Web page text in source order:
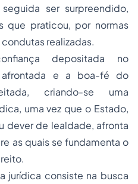
ser surpreendido,
que praticou, por normas
realizadas.
depositada no
afrontada e a boa-fé do
criando-se uma
uma vez que o Estado,
dever de lealdade, afronta
as quais se fundamenta o
jurídica consiste na busca